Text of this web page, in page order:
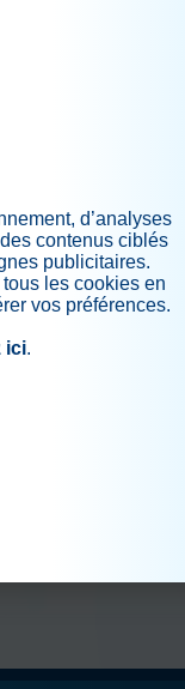
de l EHPAD
en prévision du
d’analyses
contenus ciblés
publicitaires.
les cookies en
vos préférences.
ici.